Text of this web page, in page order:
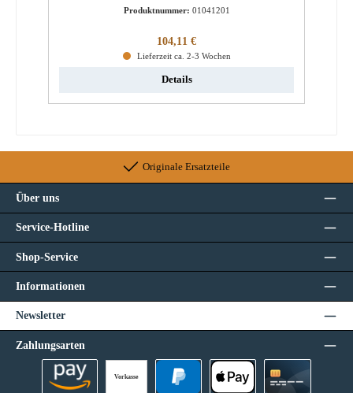
Produktnummer: 01041201
Regulärer Preis:
104,11 €
Lieferzeit ca. 2-3 Wochen
Details
Originale Ersatzteile
Über uns
Service-Hotline
Shop-Service
Informationen
Newsletter
Zahlungsarten
Vorkasse